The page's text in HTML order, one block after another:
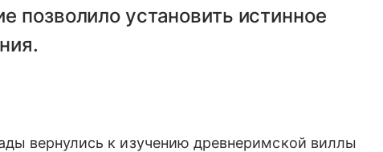
позволило установить истинное
вернулись к изучению древнеримской виллы